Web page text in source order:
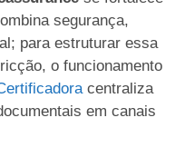
segurança,
para estruturar essa
o funcionamento
centraliza
em canais